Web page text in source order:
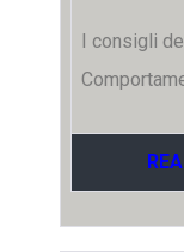
I consigli